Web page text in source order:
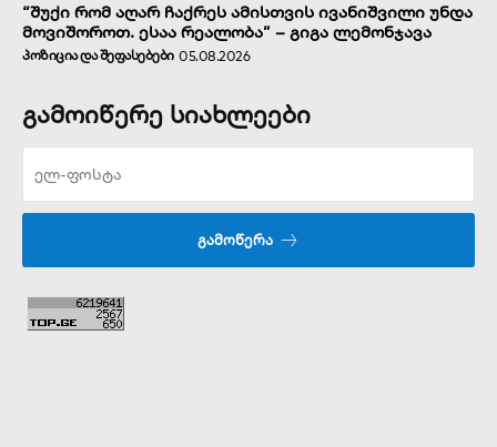
“შუქი რომ აღარ ჩაქრეს ამისთვის ივანიშვილი უნდა
მოვიშოროთ. ესაა რეალობა” – გიგა ლემონჯავა
ᲞᲝᲖᲘᲪᲘᲐ ᲓᲐ ᲨᲔᲤᲐᲡᲔᲑᲔᲑᲘ 05.08.2026
გამოიწერე სიახლეები
ᲒᲐᲛᲝᲬᲔᲠᲐ